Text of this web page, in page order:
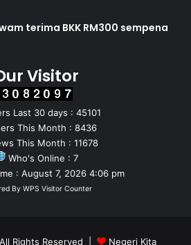
terima BKK RM300 sempena
Visitor
Last 30 days : 45101
This Month : 8436
This Month : 11678
Who's Online : 7
: August 7, 2026 4:06 pm
By WPS Visitor Counter
Rights Reserved | Negeri Kita